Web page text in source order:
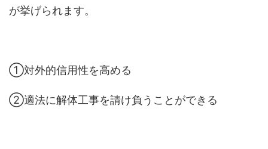
が挙げられます。
①対外的信用性を高める
②適法に解体工事を請け負うことができる